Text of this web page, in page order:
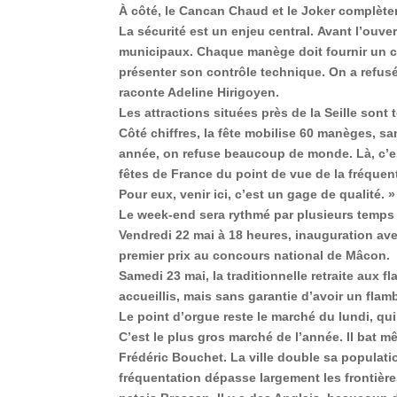
À côté, le Cancan Chaud et le Joker
La sécurité est un enjeu central. Avant
municipaux. Chaque manège doit fournir un
présenter son contrôle technique. On a
raconte Adeline Hirigoyen.
Les attractions situées près de la Seille sont
Côté chiffres, la fête mobilise60 manèges,
année, on refuse beaucoup de monde. Là,
fêtes de France du point de vue de la
Pour eux, venir ici, c’est un gage de qualité. »
Le week-end sera rythmé par plusieurs
Vendredi 22 mai à 18 heures, inauguration
premier prix au concours national de Mâcon.
Samedi 23 mai, la traditionnelle retraite aux
accueillis, mais sans garantie d’avoir un
Le point d’orgue reste le marché du lundi,
C’est le plus gros marché de l’année. Il bat
Frédéric Bouchet. La ville double sa
fréquentation dépasse largement les